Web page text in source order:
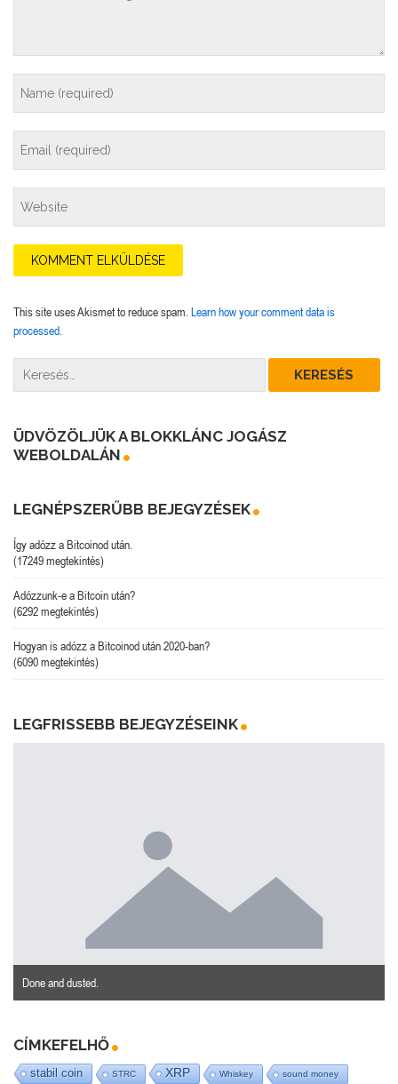
This site uses Akismet to reduce spam. Learn how your comment data is
processed.
ÜDVÖZÖLJÜK A BLOKKLÁNC JOGÁSZ
WEBOLDALÁN
LEGNÉPSZERŰBB BEJEGYZÉSEK
Így adózz a Bitcoinod után.
(17249 megtekintés)
Adózzunk-e a Bitcoin után?
(6292 megtekintés)
Hogyan is adózz a Bitcoinod után 2020-ban?
(6090 megtekintés)
LEGFRISSEBB BEJEGYZÉSEINK
CÍMKEFELHŐ
stabil coin STRC XRP Whiskey sound money